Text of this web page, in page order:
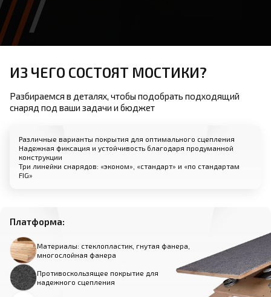
ИЗ ЧЕГО СОСТОЯТ МОСТИКИ?
Разбираемся в деталях, чтобы подобрать подходящий
снаряд под ваши задачи и бюджет
Различные варианты покрытия для оптимального сцепления
Надежная фиксация и устойчивость благодаря продуманной
конструкции
Три линейки снарядов: «эконом», «стандарт» и «по стандартам
FIG»
Платформа:
Материалы: стеклопластик, гнутая фанера,
многослойная фанера
Противоскользящее покрытие для
надежного сцепления